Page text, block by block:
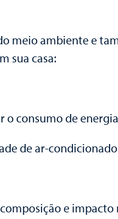
meio ambiente e
sua casa:
consumo de
de ar-
e